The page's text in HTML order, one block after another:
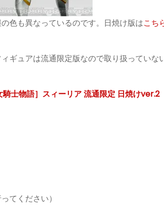
色も異なっているのです。日焼け版はこち
ギュアは流通限定版なので取り扱っていな
士物語］スィーリア 流通限定 日焼けver.2
てください）